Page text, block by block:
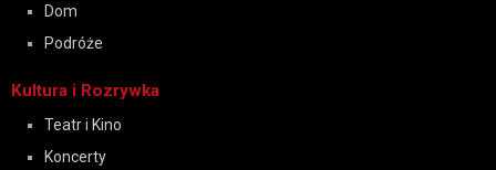
Dom
Podróże
Kultura i Rozrywka
Teatr i Kino
Koncerty